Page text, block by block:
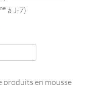
à J-7)
produits en mousse